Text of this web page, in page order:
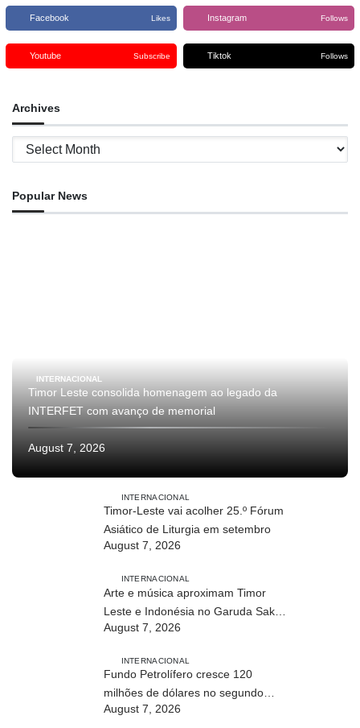
Facebook Likes Instagram Follows
Youtube Subscribe Tiktok Follows
Archives
Archives
Popular News
INTERNACIONAL
Timor Leste consolida homenagem ao legado da
INTERFET com avanço de memorial
August 7, 2026
INTERNACIONAL
Timor-Leste vai acolher 25.º Fórum
Asiático de Liturgia em setembro
August 7, 2026
INTERNACIONAL
Arte e música aproximam Timor
Leste e Indonésia no Garuda Sakti
Crossborder Fest 2026
August 7, 2026
INTERNACIONAL
Fundo Petrolífero cresce 120
milhões de dólares no segundo
trimestre
August 7, 2026